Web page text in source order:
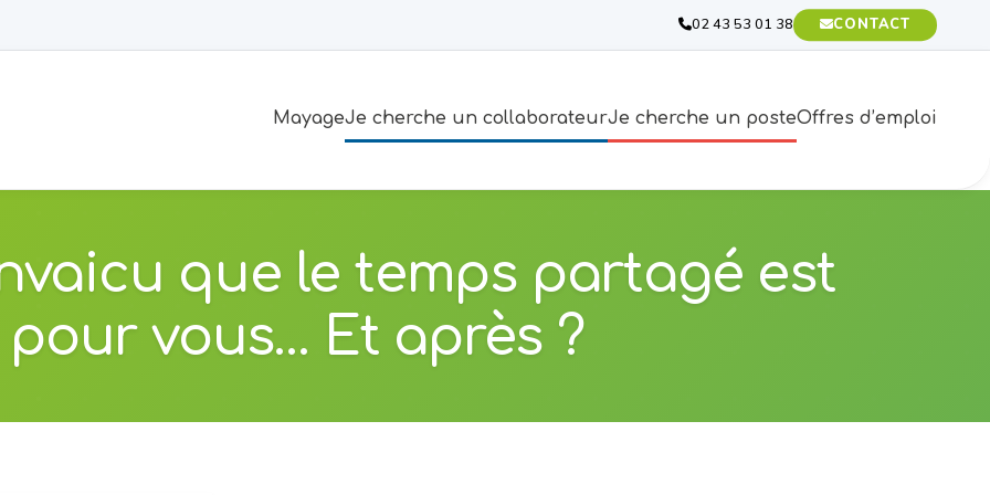
02 43 53 01 38 CONTACT
MayageJe cherche un collaborateurJe cherche un posteOffres d’emploi
que le temps partagé est
vous… Et après ?